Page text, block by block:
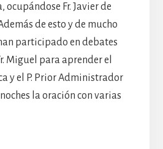
ocupándose Fr. Javier de
de esto y de mucho
participado en debates
Miguel para aprender el
y el P. Prior Administrador
la oración con varias